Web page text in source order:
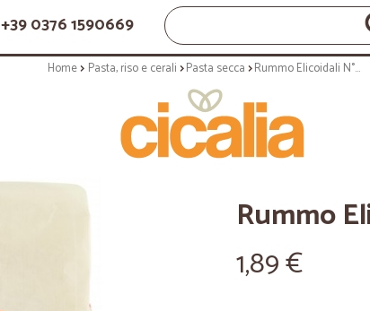
+39 0376 1590669
Home Pasta, riso e cerali Pasta secca Rummo Elicoidali N° 49 500 gr.
Rummo
1,89 €